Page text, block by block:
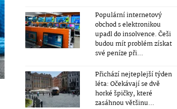
Populární internetový
obchod s elektronikou
upadl do insolvence. Češi
budou mít problém získat
své peníze při...
Přichází nejteplejší týden
léta: Očekávají se dvě
horké špičky, které
zasáhnou většinu...